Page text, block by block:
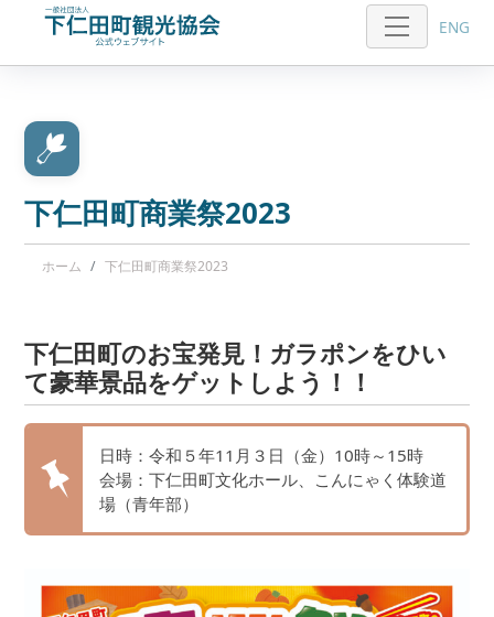
ENG
下仁田町商業祭2023
ホーム 下仁田町商業祭2023
下仁田町のお宝発見！ガラポンをひい
て豪華景品をゲットしよう！！
日時：令和５年11月３日（金）10時～15時
会場：下仁田町文化ホール、こんにゃく体験道
場（青年部）